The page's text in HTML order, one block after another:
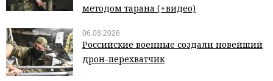
методом тарана (+видео)
06.08.2026
Российские военные создали новейший
дрон-перехватчик